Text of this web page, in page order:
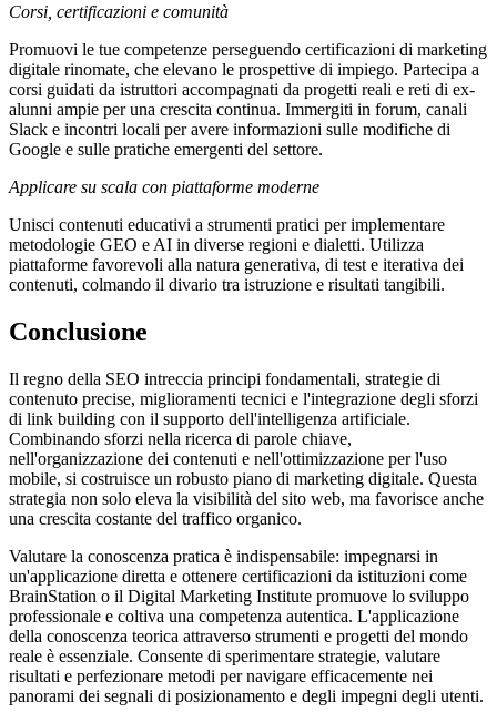
Corsi, certificazioni e comunità
Promuovi le tue competenze perseguendo certificazioni di marketing
digitale rinomate, che elevano le prospettive di impiego. Partecipa a
corsi guidati da istruttori accompagnati da progetti reali e reti di ex-
alunni ampie per una crescita continua. Immergiti in forum, canali
Slack e incontri locali per avere informazioni sulle modifiche di
Google e sulle pratiche emergenti del settore.
Applicare su scala con piattaforme moderne
Unisci contenuti educativi a strumenti pratici per implementare
metodologie GEO e AI in diverse regioni e dialetti. Utilizza
piattaforme favorevoli alla natura generativa, di test e iterativa dei
contenuti, colmando il divario tra istruzione e risultati tangibili.
Conclusione
Il regno della SEO intreccia principi fondamentali, strategie di
contenuto precise, miglioramenti tecnici e l'integrazione degli sforzi
di link building con il supporto dell'intelligenza artificiale.
Combinando sforzi nella ricerca di parole chiave,
nell'organizzazione dei contenuti e nell'ottimizzazione per l'uso
mobile, si costruisce un robusto piano di marketing digitale. Questa
strategia non solo eleva la visibilità del sito web, ma favorisce anche
una crescita costante del traffico organico.
Valutare la conoscenza pratica è indispensabile: impegnarsi in
un'applicazione diretta e ottenere certificazioni da istituzioni come
BrainStation o il Digital Marketing Institute promuove lo sviluppo
professionale e coltiva una competenza autentica. L'applicazione
della conoscenza teorica attraverso strumenti e progetti del mondo
reale è essenziale. Consente di sperimentare strategie, valutare
risultati e perfezionare metodi per navigare efficacemente nei
panorami dei segnali di posizionamento e degli impegni degli utenti.